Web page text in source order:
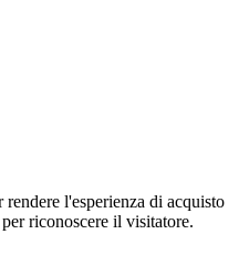
l'esperienza di acquisto
riconoscere il visitatore.